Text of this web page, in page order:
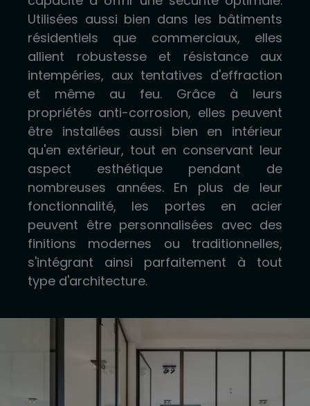
Utilisées aussi bien dans les bâtiments
résidentiels que commerciaux, elles
allient robustesse et résistance aux
intempéries, aux tentatives d'effraction
et même au feu. Grâce à leurs
propriétés anti-corrosion, elles peuvent
être installées aussi bien en intérieur
qu'en extérieur, tout en conservant leur
aspect esthétique pendant de
nombreuses années. En plus de leur
fonctionnalité, les portes en acier
peuvent être personnalisées avec des
finitions modernes ou traditionnelles,
s'intégrant ainsi parfaitement à tout
type d'architecture.